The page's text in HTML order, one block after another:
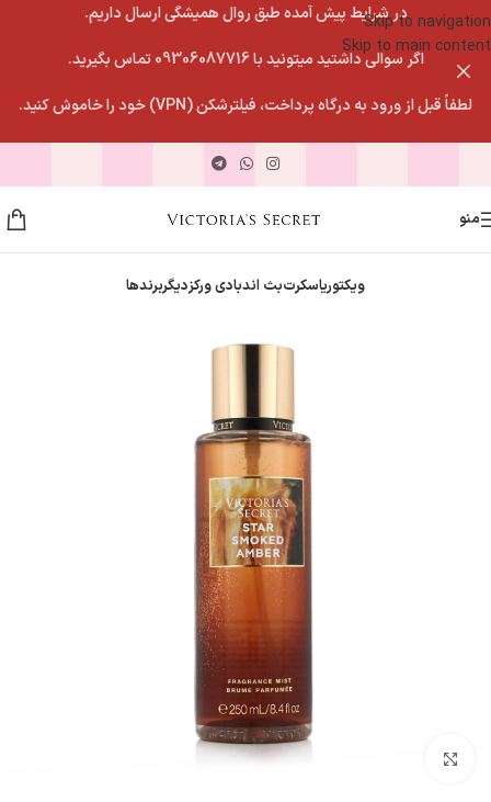
Skip to navigation
Skip to main content
در شرایط پیش آمده طبق روال همیشگی ارسال داریم.
اگر سوالی داشتید میتونید با 09306087716 تماس بگیرید.
لطفاً قبل از ورود به درگاه پرداخت، فیلترشکن (VPN) خود را خاموش کنید.
منو
ویکتوریاسکرتبث اندبادی ورکزدیگربرندها